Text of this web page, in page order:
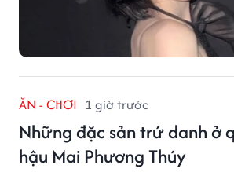
ĂN - CHƠI 1 giờ trước
Những đặc sản trứ danh ở
hậu Mai Phương Thúy